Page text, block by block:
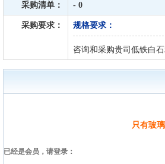
采购清单： - 0
采购要求： 规格要求：
咨询和采购贵司低铁白
只有玻
已经是会员，请登录：